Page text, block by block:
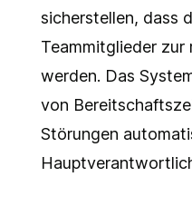
sicherstellen, dass
Teammitglieder
werden. Das
von
Störungen